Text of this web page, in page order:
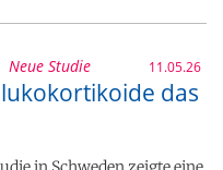
Neue Studie 11.05.26
das